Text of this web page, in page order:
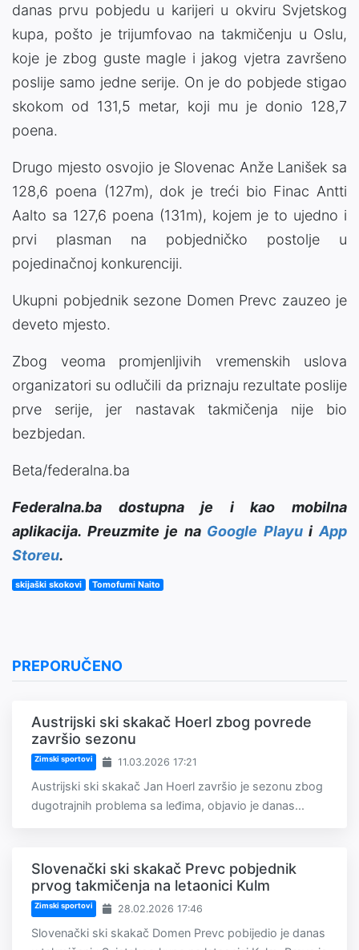
danas prvu pobjedu u karijeri u okviru Svjetskog
kupa, pošto je trijumfovao na takmičenju u Oslu,
koje je zbog guste magle i jakog vjetra završeno
poslije samo jedne serije. On je do pobjede stigao
skokom od 131,5 metar, koji mu je donio 128,7
poena.
Drugo mjesto osvojio je Slovenac Anže Lanišek sa
128,6 poena (127m), dok je treći bio Finac Antti
Aalto sa 127,6 poena (131m), kojem je to ujedno i
prvi plasman na pobjedničko postolje u
pojedinačnoj konkurenciji.
Ukupni pobjednik sezone Domen Prevc zauzeo je
deveto mjesto.
Zbog veoma promjenljivih vremenskih uslova
organizatori su odlučili da priznaju rezultate poslije
prve serije, jer nastavak takmičenja nije bio
bezbjedan.
Beta/federalna.ba
Federalna.ba dostupna je i kao mobilna
aplikacija. Preuzmite je na Google PlayuiApp
Storeu.
skijaški skokovi Tomofumi Naito
PREPORUČENO
Austrijski ski skakač Hoerl zbog povrede
završio sezonu
Zimski sportovi 11.03.2026 17:21
Austrijski ski skakač Jan Hoerl završio je sezonu zbog
dugotrajnih problema sa leđima, objavio je danas...
Slovenački ski skakač Prevc pobjednik
prvog takmičenja na letaonici Kulm
Zimski sportovi 28.02.2026 17:46
Slovenački ski skakač Domen Prevc pobijedio je danas